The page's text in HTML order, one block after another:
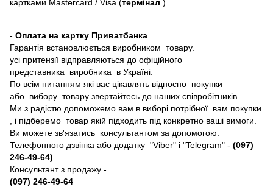
картками Mastercard / Visa (термінал )
- Оплата на картку Приватбанка
Гарантія встановлюється виробником товару.
усі притензії відправляються до офіційного
представника виробника в Україні.
По всім питанням які вас цікавлять відносно покупки
або вибору товару звертайтесь до наших співробітників.
Ми з радістю допоможемо вам в виборі потрібної вам покупки
, і підберемо товар якій підходить під конкретно ваші вимоги.
Ви можете зв'язатись консультантом за допомогою:
Телефонного дзвінка або додатку "Viber" і "Telegram" - (097)
246-49-64)
Консультант з продажу -
(097) 246-49-64